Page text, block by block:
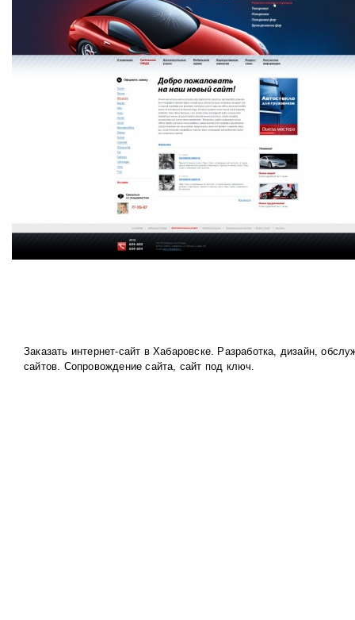
Заказать интернет-сайт в Хабаровске. Разработка, дизайн,
сайтов. Сопровождение сайта, сайт под ключ.